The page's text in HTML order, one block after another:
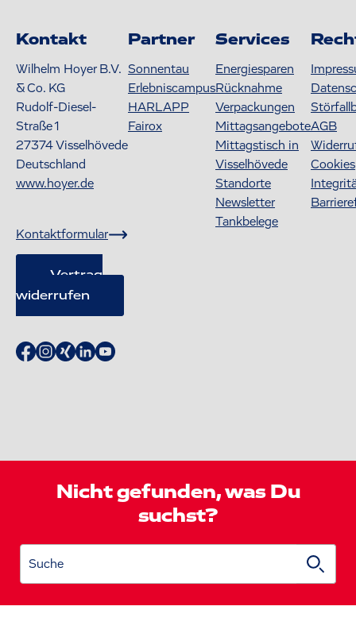
Kontakt
Wilhelm Hoyer B.V.
& Co. KG
Rudolf-Diesel-
Straße 1
27374Visselhövede
Deutschland
www.hoyer.de
Kontaktformular
Vertrag
widerrufen
Partner
Sonnentau
Erlebniscampus
HARLAPP
Fairox
Services
Energiesparen
Rücknahme
Verpackungen
Mittagsangebote
Mittagstisch in
Visselhövede
Standorte
Newsletter
Tankbelege
AGB
Cookies
Nicht gefunden, was Du
suchst?
Suche